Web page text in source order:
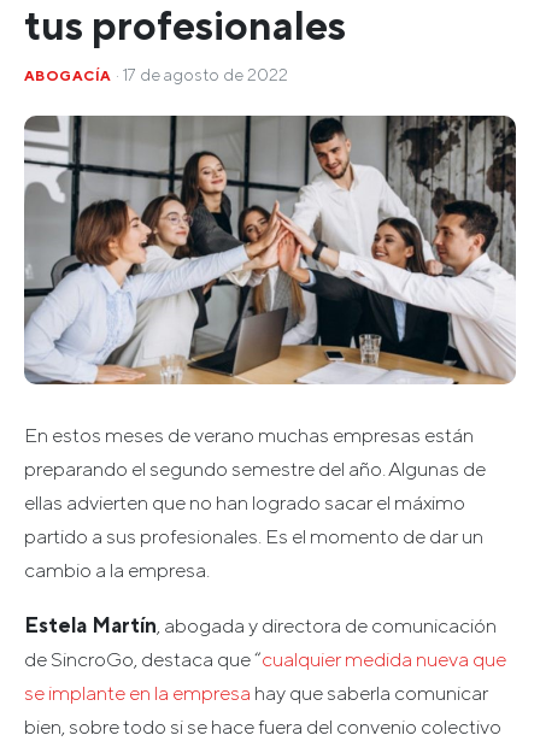
tus profesionales
ABOGACÍA · 17 de agosto de 2022
En estos meses de verano muchas empresas están
preparando el segundo semestre del año. Algunas de
ellas advierten que no han logrado sacar el máximo
partido a sus profesionales. Es el momento de dar un
cambio a la empresa.
Estela Martín, abogada y directora de comunicación
de SincroGo, destaca que “cualquier medida nueva que
se implante en la empresa hay que saberla comunicar
bien, sobre todo si se hace fuera del convenio colectivo